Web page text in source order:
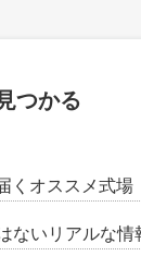
つかる
くオススメ式場
ないリアルな情